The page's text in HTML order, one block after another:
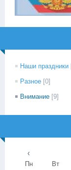
Наши праздники
Разное [0]
Внимание [9]
‹
Пн Вт